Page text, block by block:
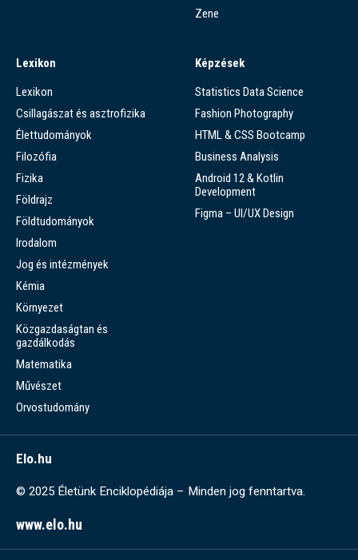
Zene
Lexikon
Lexikon
Csillagászat és asztrofizika
Élettudományok
Filozófia
Fizika
Földrajz
Földtudományok
Irodalom
Jog és intézmények
Kémia
Környezet
Közgazdaságtan és
gazdálkodás
Matematika
Művészet
Orvostudomány
Képzések
Statistics Data Science
Fashion Photography
HTML & CSS Bootcamp
Business Analysis
Android 12 & Kotlin
Development
Figma – UI/UX Design
Elo.hu
© 2025 Életünk Enciklopédiája – Minden jog fenntartva.
www.elo.hu